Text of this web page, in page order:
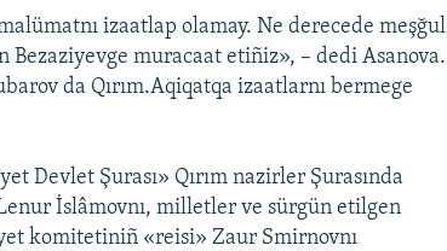
izaatlap olamay. Ne derecede meşğul
Bezaziyevge muracaat etiñiz», – dedi Asanova.
da Qırım.Aqiqatqa izaatlarnı bermege
Devlet Şurası» Qırım nazirler Şurasında
İslâmovnı, milletler ve sürgün etilgen
komitetiniñ «reisi» Zaur Smirnovnı